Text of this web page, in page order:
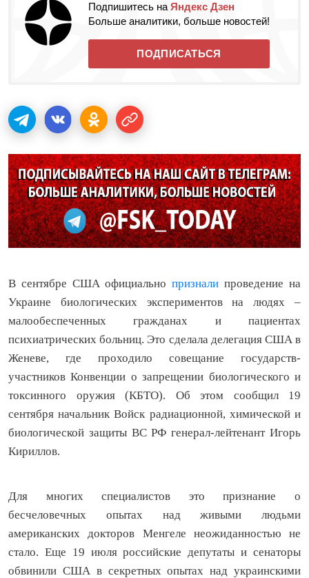
Подпишитесь на Яндекс Дзен
Больше аналитики, больше новостей!
ПОДПИСАТЬСЯ
В сентябре США официальнопризнали проведение на
Украине биологических экспериментов на людях –
малообеспеченных гражданах и пациентах
психиатрических больниц. Это сделала делегация США в
Женеве, где проходило совещание государств-
участников Конвенции о запрещении биологического и
токсинного оружия (КБТО). Об этом сообщил 19
сентября начальник Войск радиационной, химической и
биологической защиты ВС РФ генерал-лейтенант Игорь
Кириллов.
Для многих специалистов это признание о
бесчеловечных опытах над живыми людьми
американских докторов Менгеле неожиданностью не
стало. Еще 19 июля российские депутаты и сенаторы
обвинили США в секретных опытах над украинскими